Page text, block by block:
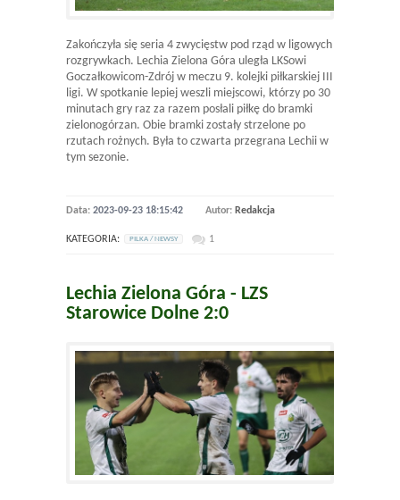
Zakończyła się seria 4 zwycięstw pod rząd w ligowych
rozgrywkach. Lechia Zielona Góra uległa LKSowi
Goczałkowicom-Zdrój w meczu 9. kolejki piłkarskiej III
ligi. W spotkanie lepiej weszli miejscowi, którzy po 30
minutach gry raz za razem posłali piłkę do bramki
zielonogórzan. Obie bramki zostały strzelone po
rzutach rożnych. Była to czwarta przegrana Lechii w
tym sezonie.
Data: 2023-09-23 18:15:42 Autor: Redakcja
KATEGORIA: PILKA / NEWSY 1
Lechia Zielona Góra - LZS
Starowice Dolne 2:0